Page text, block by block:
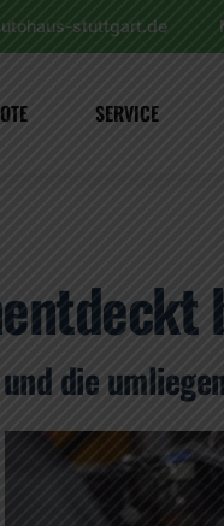
stuttgart.de
SERVICE
die